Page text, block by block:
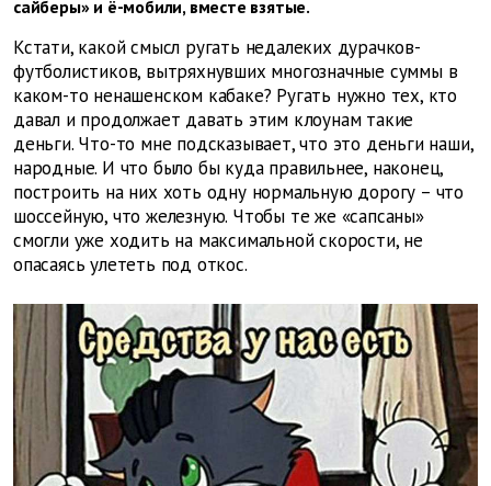
сайберы» и ё-мобили, вместе взятые.
Кстати, какой смысл ругать недалеких дурачков-
футболистиков, вытряхнувших многозначные суммы в
каком-то ненашенском кабаке? Ругать нужно тех, кто
давал и продолжает давать этим клоунам такие
деньги. Что-то мне подсказывает, что это деньги наши,
народные. И что было бы куда правильнее, наконец,
построить на них хоть одну нормальную дорогу – что
шоссейную, что железную. Чтобы те же «сапсаны»
смогли уже ходить на максимальной скорости, не
опасаясь улететь под откос.